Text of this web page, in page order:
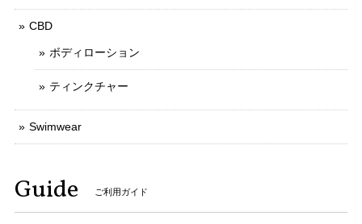
CBD
ボディローション
ティンクチャー
Swimwear
Guide ご利用ガイド